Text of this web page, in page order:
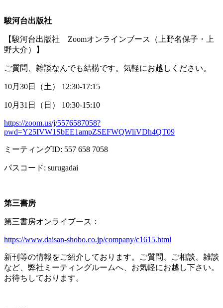
駿河台出版社
【駿河台出版社 Zoomオンラインブース（上野名保子・上
野大介）】
ご質問、雑談なんでも結構です。気軽にお越しください。
10月 30日（土） 12:30-17:15
10月 31 日（日） 10:30-15:10
https://zoom.us/j/5576587058?
pwd=Y25IVW1SbEE1ampZSEFWQWliVDh4QT09
ミーティングID: 557 658 7058
パスコード: surugadai
第三書房
第三書房オンライブース：
https://www.daisan-shobo.co.jp/company/c1615.html
新刊等の情報をご紹介しております。ご質問、ご相談、雑談
など、弊社ミーティングルームへ、お気軽にお越し下さい。
お待ちしております。